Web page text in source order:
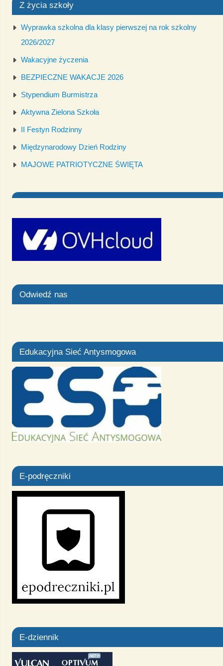
Z życia szkoły
Wyprawka szkolna dla klasy pierwszej na rok szkolny
2026/2027
Wakacyjne życzenia
BEZPIECZNE WAKACJE 2026
Stypendium Burmistrza
Aktywna Zielona Szkoła
II Festyn Rodzinny
Międzynarodowy Dzień Rodziny
MAJOWE PATRIOTYCZNE ŚWIĘTA
Odwiedź nas
Edukacyjna Sieć Antysmogowa
E-podręczniki
E-dziennik